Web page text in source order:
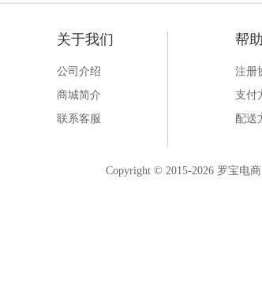
关于我们
公司介绍
商城简介
联系客服
帮
注册
支付
配送
Copyright © 2015-2026 罗宝电